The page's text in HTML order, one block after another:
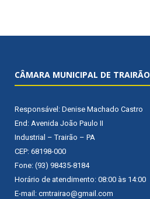
CÂMARA MUNICIPAL DE TRAIRÃO
Responsável: Denise Machado Castro
End: Avenida João Paulo II
Industrial – Trairão – PA
CEP: 68198-000
Fone: (93) 98435-8184
Horário de atendimento: 08:00 às 14:00
E-mail: cmtrairao@gmail.com